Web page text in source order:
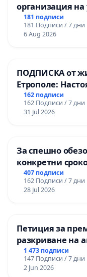
организация
гарантиране
и качествено
ОУ „Княз
181 подписи
181 Подписи / 7 дни
6 Aug 2026
ПОДПИСКА от
Етрополе:
“Елаците-МЕД”
изпълнят
162 подписи
162 Подписи / 7 дни
31 Jul 2026
За спешно
конкретни
цялостна
„Тракия“ - гр.
407 подписи
162 Подписи / 7 дни
28 Jul 2026
Петиция за
разкриване на
Могиланската
1 473 подписи
147 Подписи / 7 дни
2 Jun 2026